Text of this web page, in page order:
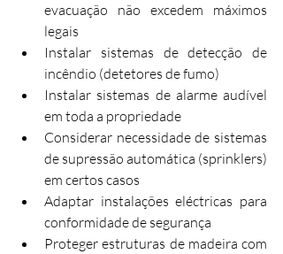
evacuação não excedem máximos
legais
Instalar sistemas de detecção de
incêndio (detetores de fumo)
Instalar sistemas de alarme audível
em toda a propriedade
Considerar necessidade de sistemas
de supressão automática (sprinklers)
em certos casos
Adaptar instalações eléctricas para
conformidade de segurança
Proteger estruturas de madeira com